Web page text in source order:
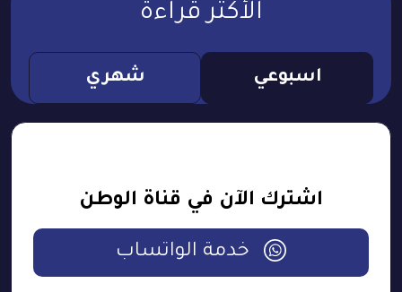
الأكثر قراءة
اسبوعي شهري
اشترك الآن في قناة الوطن
خدمة الواتساب